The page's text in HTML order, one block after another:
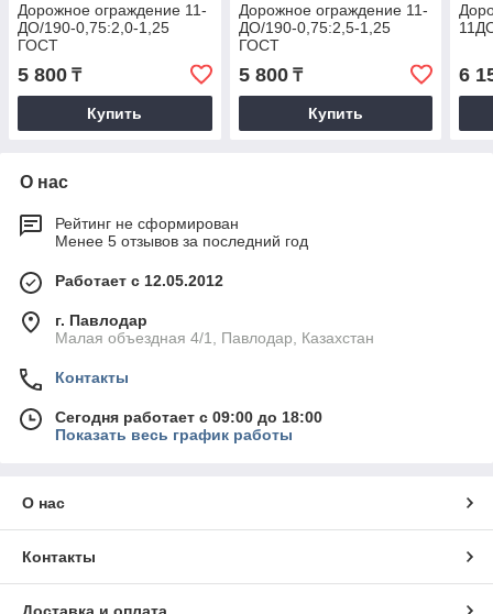
Дорожное ограждение 11-
ДО/190-0,75:2,0-1,25
ГОСТ
5 800 ₸
Купить
Дорожное ограждение 11-
ДО/190-0,75:2,5-1,25
ГОСТ
5 800₸
Купить
6
О нас
Рейтинг не сформирован
Менее 5 отзывов за последний год
Работает с 12.05.2012
г. Павлодар
Малая объездная 4/1, Павлодар, Казахстан
Контакты
Сегодня работает с 09:00 до 18:00
Показать весь график работы
О нас
Контакты